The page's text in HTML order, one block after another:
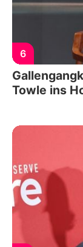
6
Towle ins